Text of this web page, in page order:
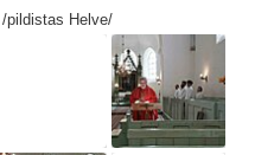
/pildistas Helve/